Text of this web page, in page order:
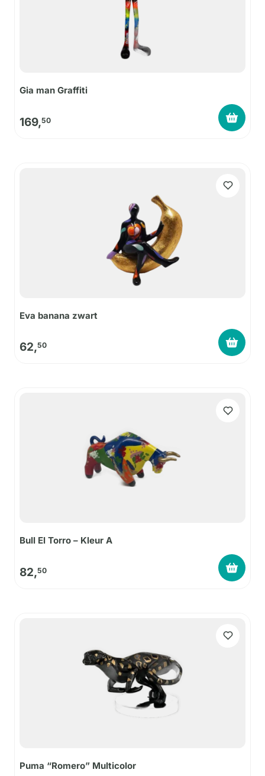
Gia man Graffiti
169,50
Eva banana zwart
62,50
Bull El Torro – Kleur A
82,50
Puma “Romero” Multicolor